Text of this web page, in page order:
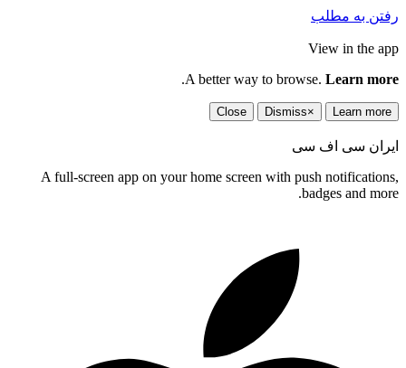
رفتن به مطلب
View in the app
A better way to browse. Learn more
.
Learn more
×
Dismiss
Close
ایران سی اف سی
A full-screen app on your home screen with push notifications,
badges and more.